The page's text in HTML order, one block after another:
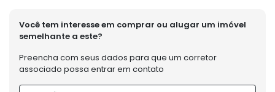
Você tem interesse em comprar ou alugar um imóvel
semelhante a este?
Preencha com seus dados para que um corretor
associado possa entrar em contato